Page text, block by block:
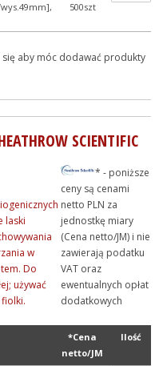
500szt
się aby móc dodawać produkty
SCIENTIFIC
laski
w
Do
używać
* - poniższe
ceny są cenami
netto PLN za
jednostkę miary
(Cena netto/JM) i nie
zawierają podatku
VAT oraz
ewentualnych opłat
dodatkowych
*Cena
netto/JM
Ilość